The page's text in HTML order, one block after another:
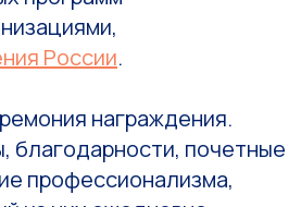
России.
награждения.
благодарности, почетные
профессионализма,